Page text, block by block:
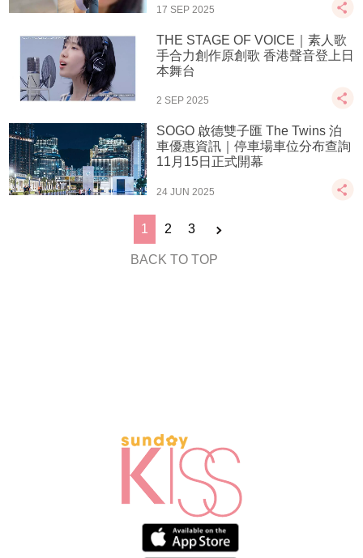
17 SEP 2025
THE STAGE OF VOICE｜素人歌
手合力創作原創歌 香港聲音登上日
本舞台
2 SEP 2025
SOGO 啟德雙子匯 The Twins 泊
車優惠資訊｜停車場車位分布查詢
11月15日正式開幕
24 JUN 2025
1 2 3
BACK TO TOP